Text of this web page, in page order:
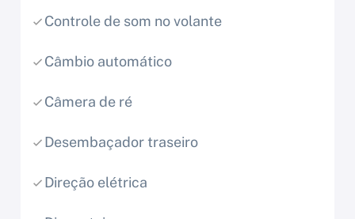
Controle de som no volante
Câmbio automático
Câmera de ré
Desembaçador traseiro
Direção elétrica